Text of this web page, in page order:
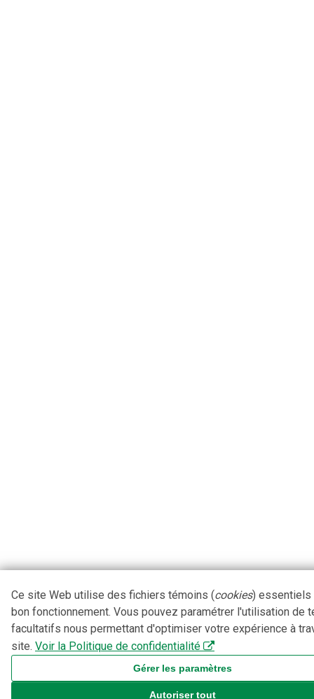
Ce site Web utilise des fichiers témoins (cookies) essentiels
bon fonctionnement. Vous pouvez paramétrer l'utilisation de
facultatifs nous permettant d'optimiser votre expérience à
site. Voir la Politique de confidentialité
Gérer les paramètres
Autoriser tout